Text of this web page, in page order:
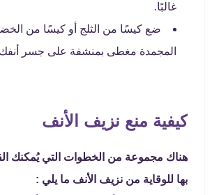
غالبًا.
ضع كيسًا من الثلج أو كيسًا من
المجمدة مغطى بمنشفة على جسر
كيفية منع نزيف الأنف
هناك مجموعة من الخطوات التي يُمكنك
بها للوقاية من نزيف الأنف ما يلي :